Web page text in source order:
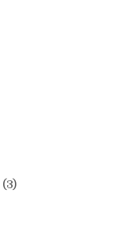
(3)